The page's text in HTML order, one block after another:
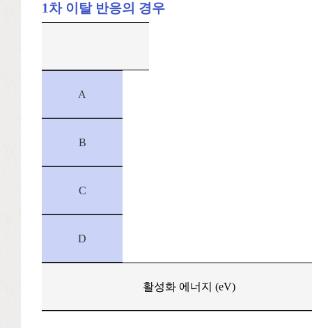
1차 이탈 반응의 경우
A
B
C
D
활성화 에너지 (eV)